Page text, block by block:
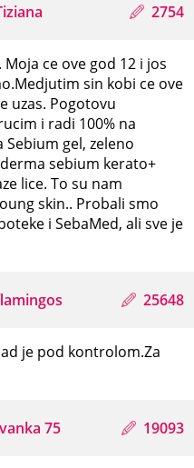
2754
ce ove god 12 i jos
sin kobi ce ove
uzas. Pogotovu
i radi 100% na
gel, zeleno
sebium kerato+
lice. To su nam
skin.. Probali smo
i SebaMed, ali sve je
25648
je pod kontrolom.Za
75 19093